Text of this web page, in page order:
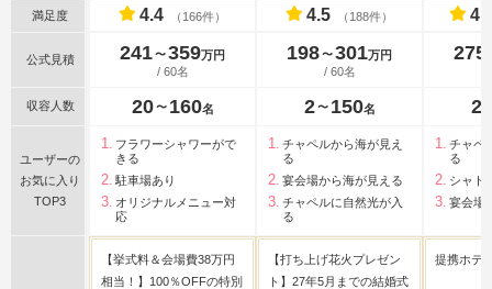
満足度 4.4 （166件） 4.5 （188件）
公式見積 241〜359万円
/ 60名
198〜301万円
/ 60名
275
収容人数 20 〜 160名 2 〜 150名 2
ユーザーの
お気に入り
TOP3
フラワーシャワーがで
きる
駐車場あり
オリジナルメニュー対
応
チャペルから海が見え
る
宴会場から海が見える
チャペルに自然光が入
る
チャペ
る
シャト
宴会場
【挙式料＆会場費38万円
相当！】100％OFFの特別
【打ち上げ花火プレゼン
ト】27年5月までの結婚式
提携ホテ